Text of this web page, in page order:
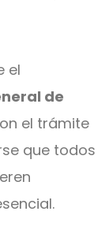
el
de
el trámite
que todos